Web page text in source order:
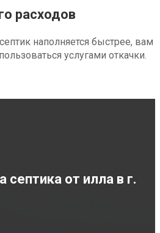
расходов
наполняется быстрее, вам
услугами откачки.
септика от илла в г.